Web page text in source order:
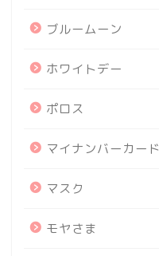
ブルームーン
ホワイトデー
ポロス
マイナンバーカード
マスク
モヤさま